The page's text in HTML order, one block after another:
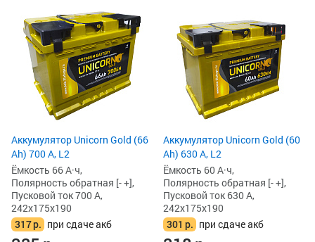
Аккумулятор Unicorn Gold (66
Ah) 700 А, L2
Ёмкость 66 А·ч,
Полярность обратная [- +],
Пусковой ток 700 А,
242x175x190
317р. при сдаче акб
Аккумулятор Unicorn Gold (60
Ah) 630 А, L2
Ёмкость 60 А·ч,
Полярность обратная [- +],
Пусковой ток 630 А,
242x175x190
301 р. при сдаче акб